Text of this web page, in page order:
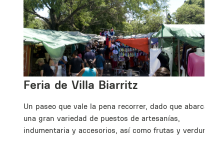
Feria de Villa Biarritz
Un paseo que vale la pena recorrer, dado que abarca
una gran variedad de puestos de artesanías,
indumentaria y accesorios, así como frutas y verduras.